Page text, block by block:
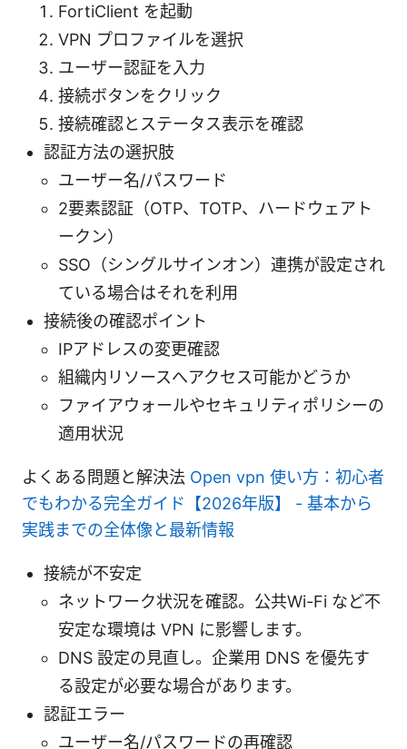
FortiClient を起動
VPN プロファイルを選択
ユーザー認証を入力
接続ボタンをクリック
接続確認とステータス表示を確認
認証方法の選択肢
ユーザー名/パスワード
2要素認証（OTP、TOTP、ハードウェアト
ークン）
SSO（シングルサインオン）連携が設定され
ている場合はそれを利用
接続後の確認ポイント
IPアドレスの変更確認
組織内リソースへアクセス可能かどうか
ファイアウォールやセキュリティポリシーの
適用状況
よくある問題と解決法 Open vpn 使い方：初心者
でもわかる完全ガイド【2026年版】 - 基本から
実践までの全体像と最新情報
接続が不安定
ネットワーク状況を確認。公共Wi-Fi など不
安定な環境は VPN に影響します。
DNS 設定の見直し。企業用 DNS を優先す
る設定が必要な場合があります。
認証エラー
ユーザー名/パスワードの再確認